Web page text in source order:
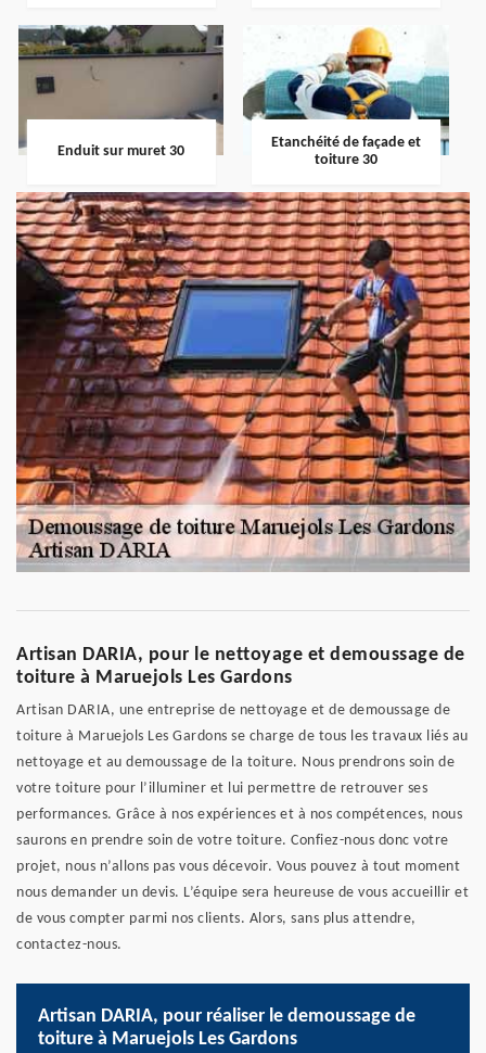
Enduit sur muret 30
Etanchéité de façade et
toiture 30
Artisan DARIA, pour le nettoyage et demoussage de
toiture à Maruejols Les Gardons
Artisan DARIA, une entreprise de nettoyage et de demoussage de
toiture à Maruejols Les Gardons se charge de tous les travaux liés au
nettoyage et au demoussage de la toiture. Nous prendrons soin de
votre toiture pour l’illuminer et lui permettre de retrouver ses
performances. Grâce à nos expériences et à nos compétences, nous
saurons en prendre soin de votre toiture. Confiez-nous donc votre
projet, nous n’allons pas vous décevoir. Vous pouvez à tout moment
nous demander un devis. L’équipe sera heureuse de vous accueillir et
de vous compter parmi nos clients. Alors, sans plus attendre,
contactez-nous.
Artisan DARIA, pour réaliser le demoussage de
toiture à Maruejols Les Gardons